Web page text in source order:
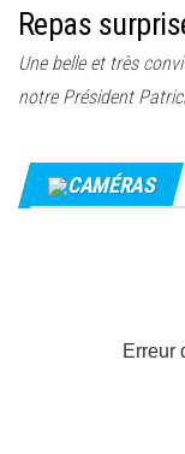
Repas
Une belle et très
notre Président
CAMÉRAS
Erreur